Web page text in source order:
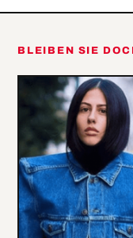
BLEIBEN SIE